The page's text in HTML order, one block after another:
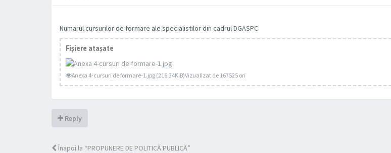
Numarul cursurilor de formare ale specialistilor din cadrul DGASPC
Fişiere ataşate
Anexa 4-cursuri de formare-1.jpg (216.34KiB)Vizualizat de 167525 ori
Reply
Înapoi la “PROPUNERE DE POLITICĂ PUBLICĂ”